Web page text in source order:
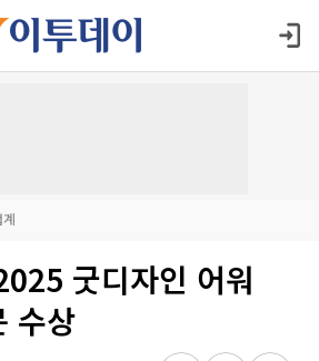
계
굿디자인 어워
수상